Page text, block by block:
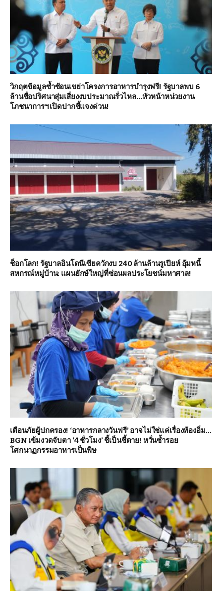
วิกฤตข้อมูลซ้ำซ้อนเขย่าโครงการอาหารบำรุงฟรี! รัฐบาลพบ 6
ล้านชื่อปริศนาสุ่มเสี่ยงงบประมาณรั่วไหล…หัวหน้าหน่วยงาน
โภชนาการฯ เปิดปากชี้แจงด่วน!
ช็อกโลก! รัฐบาลอินโดนีเซียควักงบ 240 ล้านล้านรูเปียห์ อุ้มหนี้
สหกรณ์หมู่บ้าน: แผนยักษ์ใหญ่ที่ซ่อนผลประโยชน์มหาศาล!
เตือนภัยผู้ปกครอง! ‘อาหารกลางวันฟรี’ อาจไม่ใช่แค่เรื่องท้องอิ่ม…
BGN เข้มงวดจับตา ‘4 ชั่วโมง’ ชี้เป็นชี้ตาย! หวั่นซ้ำรอย
โศกนาฏกรรมอาหารเป็นพิษ